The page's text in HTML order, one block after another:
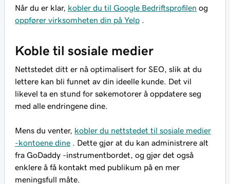
Når du er klar, kobler du til Google Bedriftsprofilen og
oppfører virksomheten din på Yelp
Koble til sosiale medier
Nettstedet ditt er nå optimalisert for SEO, slik at du
lettere kan bli funnet av din ideelle kunde. Det vil
likevel ta en stund for søkemotorer å oppdatere seg
med alle endringene dine.
Mens du venter, kobler du nettstedet til sosiale medier
-kontoene dine . Dette gjør at du kan administrere alt
fra GoDaddy -instrumentbordet, og gjør det også
enklere å få kontakt med publikum på en mer
meningsfull måte.